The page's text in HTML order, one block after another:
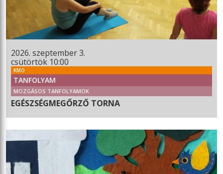
2026. szeptember 3.
csütörtök 10:00
KMO
TANFOLYAM
MOZGÁSOS TANFOLYAMOK
EGÉSZSÉGMEGŐRZŐ TORNA